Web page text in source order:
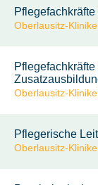
Oberlausitz-
Oberlausitz-
Pflegerische
Oberlausitz-